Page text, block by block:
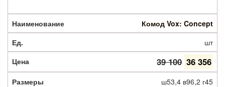
Комод Vox: Concept
шт
39 100 36 356
ш53,4 в96,2 г45